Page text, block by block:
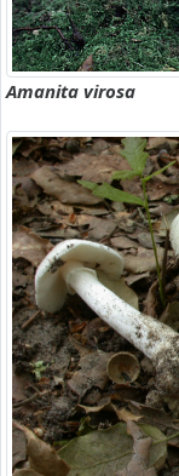
Amanita virosa